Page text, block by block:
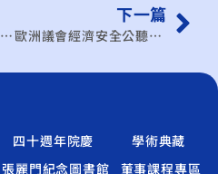
台商前進東協市場 人才老問題變新挑戰
下一篇
歐洲議會經濟安全公聽會 汲取美日台抗中經驗
四十週年院慶
學術典藏
張麗門紀念圖書館
董事課程專區